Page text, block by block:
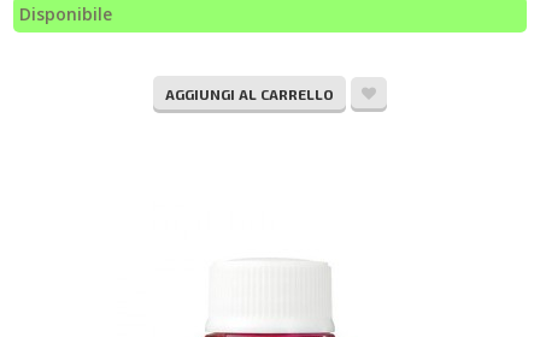
Disponibile
AGGIUNGI AL CARRELLO